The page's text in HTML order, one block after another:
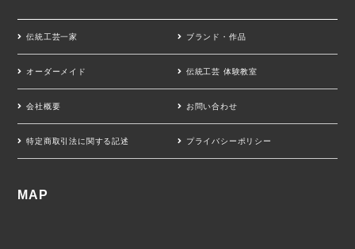
伝統工芸一家 ブランド・作品
オーダーメイド 伝統工芸 体験教室
会社概要 お問い合わせ
特定商取引法に関する記述 プライバシーポリシー
MAP